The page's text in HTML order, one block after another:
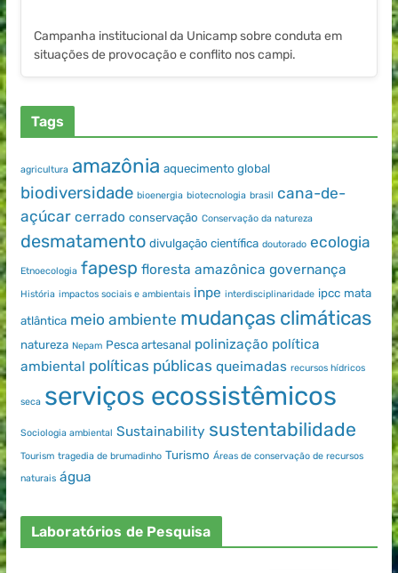
Campanha institucional da Unicamp sobre conduta em
situações de provocação e conflito nos campi.
Tags
agricultura amazônia aquecimento global
biodiversidade bioenergia biotecnologia brasil cana-de-
açúcar cerrado conservação Conservação da natureza
desmatamento divulgação científica doutorado ecologia
Etnoecologia fapesp floresta amazônica governança
História impactos sociais e ambientais inpe interdisciplinaridade ipcc mata
atlântica meio ambiente mudanças climáticas
natureza Nepam Pesca artesanal polinização política
ambiental políticas públicas queimadas recursos hídricos
seca serviços ecossistêmicos
Sociologia ambiental Sustainability sustentabilidade
Tourism tragedia de brumadinho Turismo Áreas de conservação de recursos
naturais água
Laboratórios de Pesquisa